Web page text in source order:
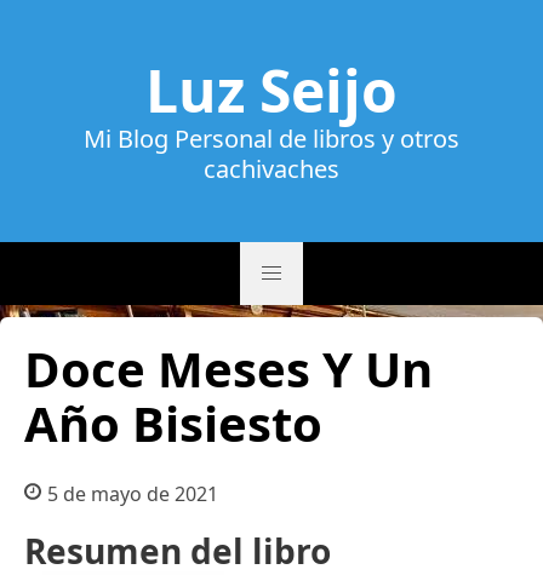
Luz Seijo
Mi Blog Personal de libros y otros
cachivaches
Doce Meses Y Un
Año Bisiesto
5 de mayo de 2021
Resumen del libro